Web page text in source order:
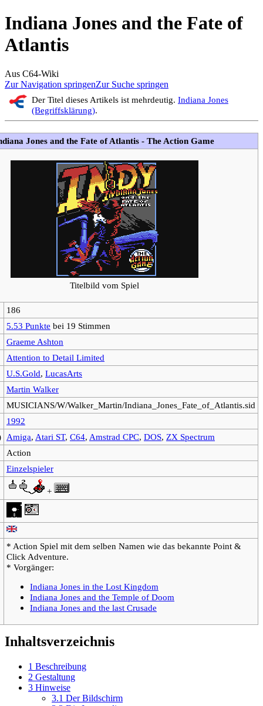
Indiana Jones and the Fate of
Atlantis
Aus C64-Wiki
Zur Navigation springenZur Suche springen
Der Titel dieses Artikels ist mehrdeutig. Indiana Jones
(Begriffsklärung).
Jones and the Fate of Atlantis - The Action Game
Titelbild vom Spiel
186
5.53 Punkte bei 19 Stimmen
Graeme Ashton
Attention to Detail Limited
U.S.Gold, LucasArts
Martin Walker
MUSICIANS/W/Walker_Martin/Indiana_Jones_Fate_of_Atlantis.sid
1992
Amiga, Atari ST, C64, Amstrad CPC, DOS, ZX Spectrum
Action
Einzelspieler
+
* Action Spiel mit dem selben Namen wie das bekannte Point &
Click Adventure.
* Vorgänger:
Indiana Jones in the Lost Kingdom
Indiana Jones and the Temple of Doom
Indiana Jones and the last Crusade
Inhaltsverzeichnis
1 Beschreibung
2 Gestaltung
3 Hinweise
3.1 Der Bildschirm